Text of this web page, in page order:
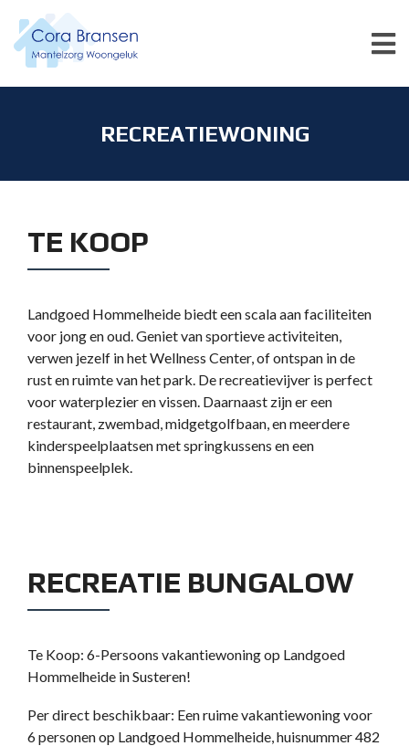
RECREATIEWONING
TE KOOP
Landgoed Hommelheide biedt een scala aan faciliteiten
voor jong en oud. Geniet van sportieve activiteiten,
verwen jezelf in het Wellness Center, of ontspan in de
rust en ruimte van het park. De recreatievijver is perfect
voor waterplezier en vissen. Daarnaast zijn er een
restaurant, zwembad, midgetgolfbaan, en meerdere
kinderspeelplaatsen met springkussens en een
binnenspeelplek.
RECREATIE BUNGALOW
Te Koop: 6-Persoons vakantiewoning op Landgoed
Hommelheide in Susteren!
Per direct beschikbaar: Een ruime vakantiewoning voor
6 personen op Landgoed Hommelheide, huisnummer 482